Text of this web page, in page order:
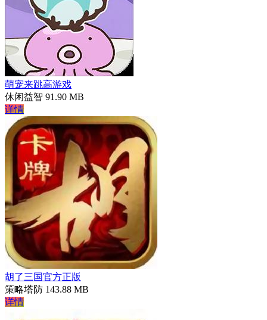
萌宠来跳高游戏
休闲益智 91.90 MB
详情
胡了三国官方正版
策略塔防 143.88 MB
详情